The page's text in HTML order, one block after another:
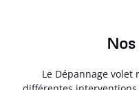
Le Dépannage volet